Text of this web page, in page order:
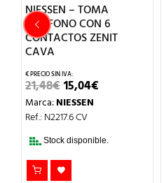
NIESSEN – TOMA
TELÉFONO CON 6
CONTACTOS ZENIT
CAVA
21,48€EL
PRECIO
ORIGINAL
ERA:
15,04€
Marca:NIESSEN
Ref.: N2217.6 CV
Stock disponible.